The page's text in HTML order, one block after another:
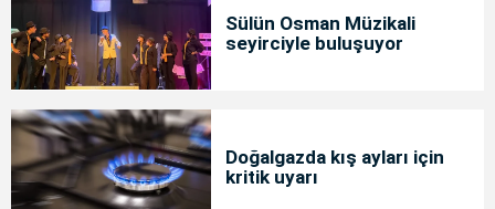
Sülün Osman Müzikali
seyirciyle buluşuyor
Doğalgazda kış ayları için
kritik uyarı